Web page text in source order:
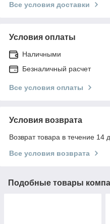
Все условия доставки
Условия оплаты
Наличными
Безналичный расчет
Все условия оплаты
Условия возврата
Возврат товара в течение 14
Все условия возврата
Подобные товары